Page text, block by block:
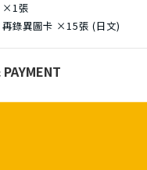
×1張
再錄異圖卡 ×15張 (日文)